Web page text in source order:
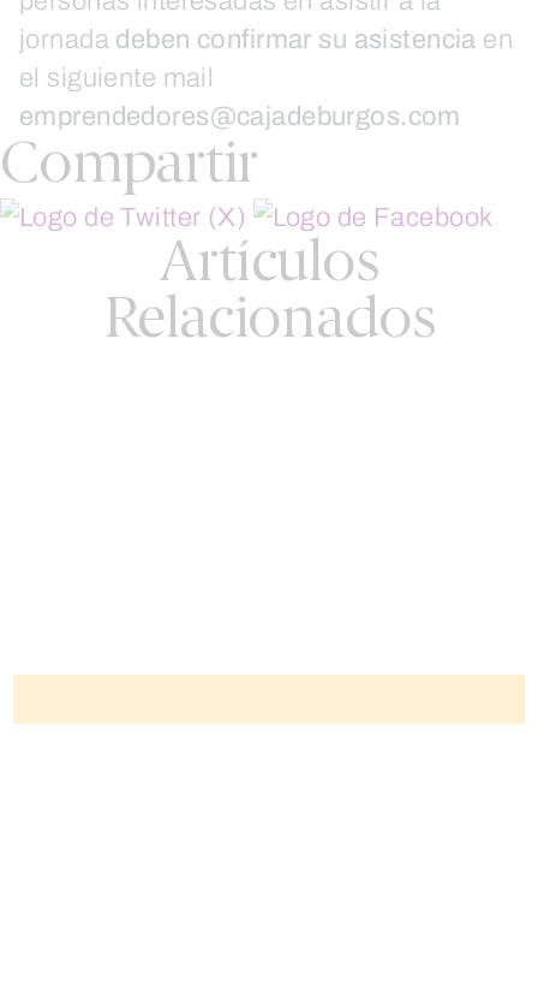
jornada deben confirmar su asistencia en
el siguiente mail
emprendedores@cajadeburgos.com
Compartir
Artículos
Relacionados